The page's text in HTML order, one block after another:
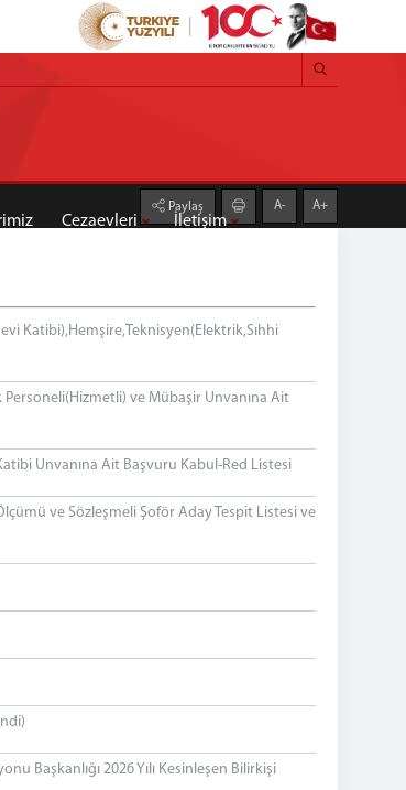
Cezaevleri İletişim
Paylaş A- A+
Katibi),Hemşire,Teknisyen(Elektrik,Sıhhi
ve Mübaşir Unvanına Ait
Unvanına Ait Başvuru Kabul-Red Listesi
ve Sözleşmeli Şoför Aday Tespit Listesi ve
Başkanlığı 2026 Yılı Kesinleşen Bilirkişi